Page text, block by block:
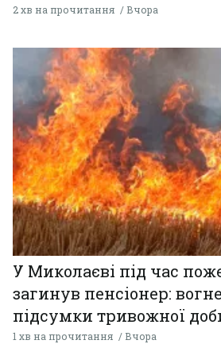
2 хв на прочитання Вчора
У Миколаєві під час
загинув пенсіонер:
підсумки тривожної
1 хв на прочитання Вчора